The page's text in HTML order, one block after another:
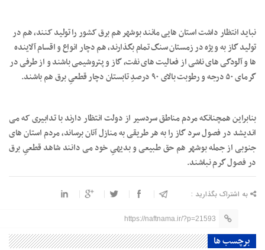
نباید انتظار داشت استان هایی مانند بوشهر هم برق کشور را تولید کنند، هم در
تولید گاز به ویژه در زمستان سنگ تمام بگذارند، هم دچار انواع و اقسام آلاینده
ها و آلودگی های ناشی از فعالیت های نفت، گاز و پتروشیمی باشند و از طرفی در
گرمای ۵۰ درجه و رطوبت بالای ۹۰ درصدِ تابستان دچار قطعیِ برق هم باشند.
بنابراین همچنانکه مردم مناطق سردسیر از دولت انتظار دارند با تدابیری که می
اندیشد در فصول سرد گاز را به هر طریقی به منازل آنان برساند، مردم استان های
جنوبی از جمله بوشهر هم حق طبیعی و بدیهیِ خود می دانند شاهد قطعیِ برق
در فصول گرم نباشند.
به اشتراک بگذارید :
https://naftnama.ir/?p=21593
برچسب ها